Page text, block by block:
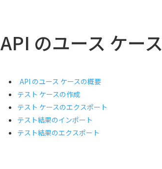
API のユース ケース
API のユース ケースの概要
テスト ケースの作成
テスト ケースのエクスポート
テスト結果のインポート
テスト結果のエクスポート